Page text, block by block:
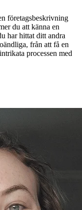
företagsbeskrivning
du att känna en
har hittat ditt andra
från att få en
processen med